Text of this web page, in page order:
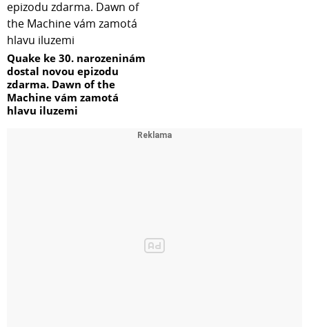
Quake ke 30. narozeninám
dostal novou epizodu
zdarma. Dawn of the
Machine vám zamotá
hlavu iluzemi